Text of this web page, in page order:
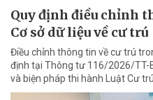
Quy định điều chỉnh
Cơ sở dữ liệu về cư trú
Điều chỉnh thông tin về cư trú
định tại Thông tư 116/2026/TT-
và biện pháp thi hành Luật Cư